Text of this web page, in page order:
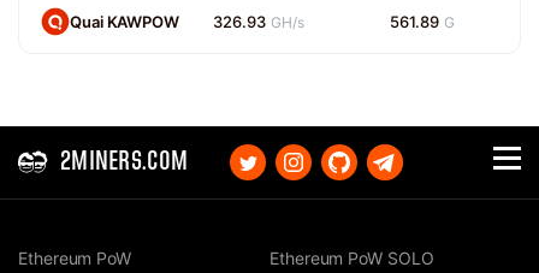
Quai KAWPOW 326.93 GH/s 561.89 G
2MINERS.COM
Ethereum PoW Ethereum PoW SOLO